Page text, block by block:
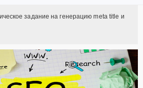
задание на генерацию meta title и